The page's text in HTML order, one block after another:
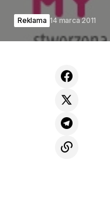
Reklama 14 marca 2011